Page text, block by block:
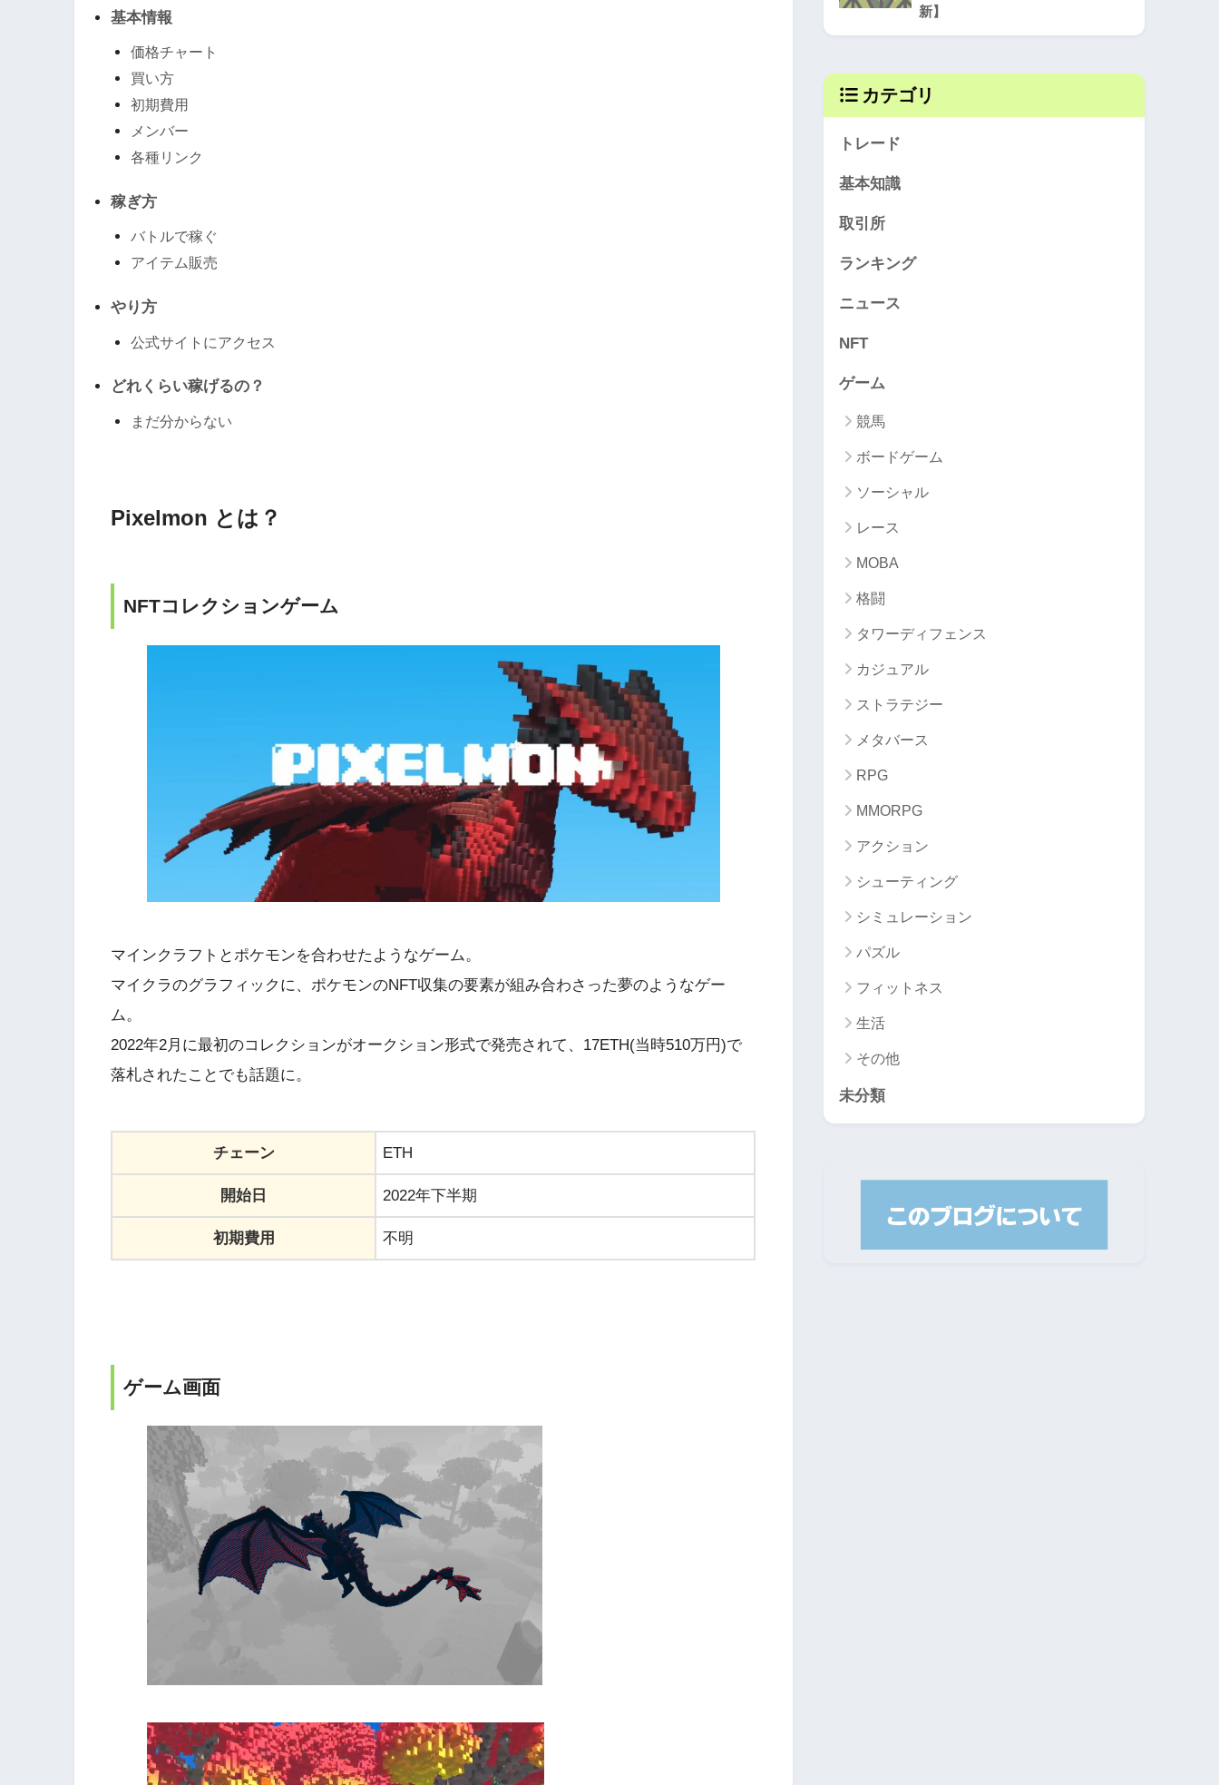
基本情報
価格チャート
買い方
初期費用
メンバー
各種リンク
稼ぎ方
バトルで稼ぐ
アイテム販売
やり方
公式サイトにアクセス
どれくらい稼げるの？
まだ分からない
Pixelmon とは？
NFTコレクションゲーム
マインクラフトとポケモンを合わせたようなゲーム。
マイクラのグラフィックに、ポケモンのNFT収集の要素が組み合わさった夢のようなゲー
ム。
2022年2月に最初のコレクションがオークション形式で発売されて、17ETH(当時510万円)で
落札されたことでも話題に。
チェーン ETH
開始日 2022年下半期
初期費用 不明
ゲーム画面
新】
カテゴリ
トレード
基本知識
取引所
ランキング
ニュース
NFT
ゲーム
競馬
ボードゲーム
ソーシャル
レース
MOBA
格闘
タワーディフェンス
カジュアル
ストラテジー
メタバース
RPG
MMORPG
アクション
シューティング
シミュレーション
パズル
フィットネス
生活
その他
未分類